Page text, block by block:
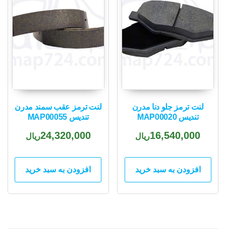
لنت ترمز جلو دنا مدرن
تندیس MAP00020
16,540,000ریال
افزودن به سبد خرید
لنت ترمز عقب سمند مدرن
تندیس MAP00055
24,320,000ریال
افزودن به سبد خرید